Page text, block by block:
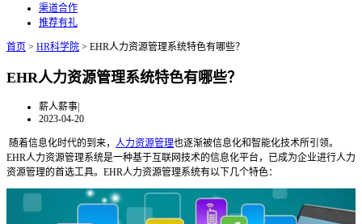
渠道合作
推荐有礼
首页 > HR科学院 > EHR人力资源管理系统特色有哪些？
EHR人力资源管理系统特色有哪些？
薪人薪事|
2023-04-20
随着信息化时代的到来， 人力资源管理也逐渐被信息化和智能化技术所引领。
EHR人力资源管理系统是一种基于互联网技术的信息化平台，已成为企业进行人力
资源管理的首选工具。EHR人力资源管理系统有以下几个特色：